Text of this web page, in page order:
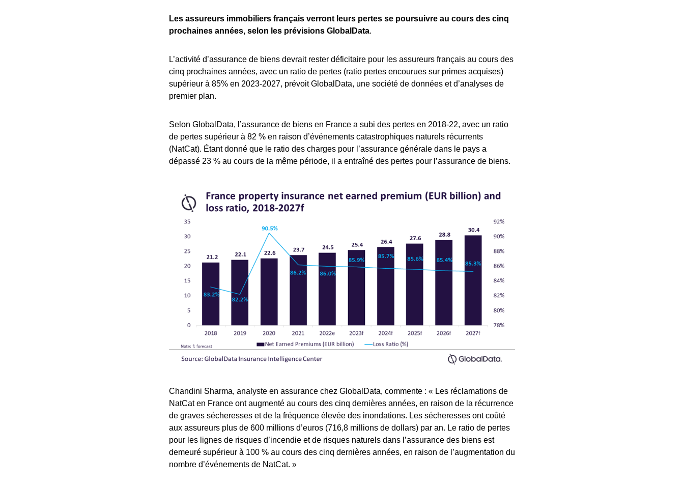
Les assureurs immobiliers français verront leurs pertes se poursuivre au cours des cinq
prochaines années, selon les prévisions GlobalData.
L’activité d’assurance de biens devrait rester déficitaire pour les assureurs français au cours des
cinq prochaines années, avec un ratio de pertes (ratio pertes encourues sur primes acquises)
supérieur à 85% en 2023-2027, prévoit GlobalData, une société de données et d’analyses de
premier plan.
Selon GlobalData, l’assurance de biens en France a subi des pertes en 2018-22, avec un ratio
de pertes supérieur à 82 % en raison d’événements catastrophiques naturels récurrents
(NatCat). Étant donné que le ratio des charges pour l’assurance générale dans le pays a
dépassé 23 % au cours de la même période, il a entraîné des pertes pour l’assurance de biens.
Chandini Sharma, analyste en assurance chez GlobalData, commente : « Les réclamations de
NatCat en France ont augmenté au cours des cinq dernières années, en raison de la récurrence
de graves sécheresses et de la fréquence élevée des inondations. Les sécheresses ont coûté
aux assureurs plus de 600 millions d’euros (716,8 millions de dollars) par an. Le ratio de pertes
pour les lignes de risques d’incendie et de risques naturels dans l’assurance des biens est
demeuré supérieur à 100 % au cours des cinq dernières années, en raison de l’augmentation du
nombre d’événements de NatCat. »